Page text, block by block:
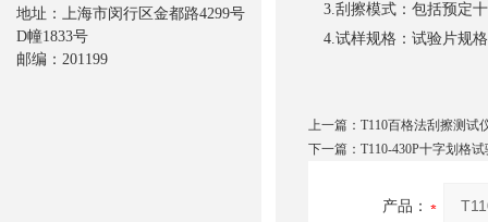
3.刮擦模式：包括预定
4.试样规格：试验片规格
上一篇： T110百格法刮擦测试
下一篇： T110-430P十字划格
产品：
地址：上海市闵行区金都路4299号
D幢1833号
邮编：201199